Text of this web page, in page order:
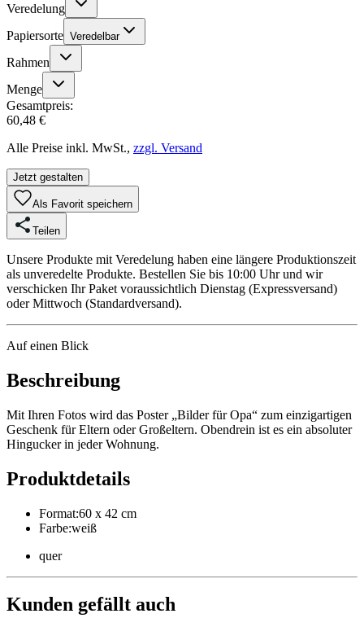
Veredelung
Papiersorte Veredelbar
Rahmen
Menge
Gesamtpreis:
60,48 €
Alle Preise inkl. MwSt., zzgl. Versand
Jetzt gestalten
Als Favorit speichern
Teilen
Unsere Produkte mit Veredelung haben eine längere Produktionszeit
als unveredelte Produkte. Bestellen Sie bis 10:00 Uhr und wir
verschicken Ihr Paket voraussichtlich Dienstag (Expressversand)
oder Mittwoch (Standardversand).
Auf einen Blick
Beschreibung
Mit Ihren Fotos wird das Poster „Bilder für Opa“ zum einzigartigen
Geschenk für Eltern oder Großeltern. Obendrein ist es ein absoluter
Hingucker in jeder Wohnung.
Produktdetails
Format:60 x 42 cm
Farbe:weiß
quer
Kunden gefällt auch